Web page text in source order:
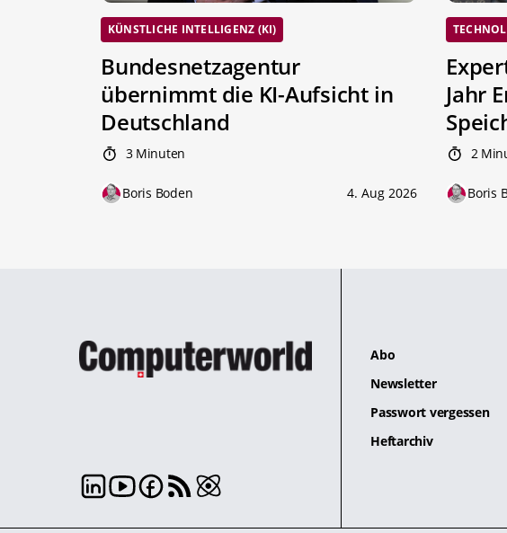
KÜNSTLICHE INTELLIGENZ (KI)
Bundesnetzagentur
übernimmt die KI-Aufsicht in
Deutschland
3 Minuten
Boris Boden 4. Aug 2026
Jahr
2
Boris
Abo
Newsletter
Passwort vergessen
Heftarchiv